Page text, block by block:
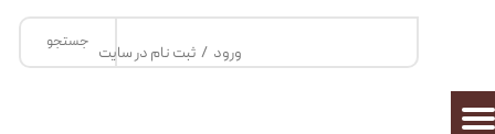
جستجو
ورود / ثبت نام در سایت
تغییر گذر واژه